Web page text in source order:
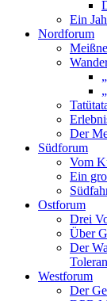
Ein
Nordforum
Der
Südforum
Vom
Ein
Ostforum
Drei
Über
Der
Westforum
Der